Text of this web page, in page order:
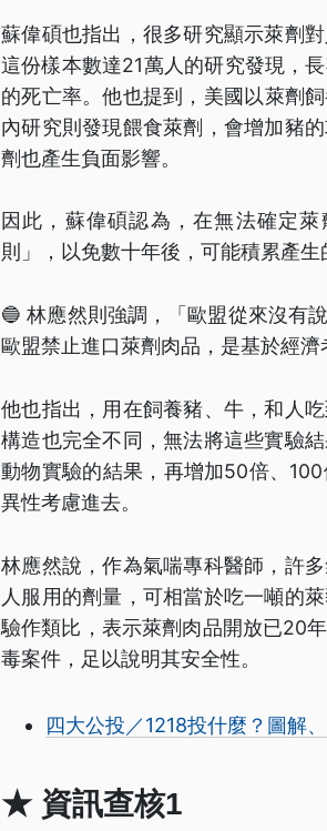
蘇偉碩也指出，很多研究顯示萊劑
這份樣本數達21萬人的研究發現，
的死亡率。他也提到，美國以萊劑
內研究則發現餵食萊劑，會增加豬
劑也產生負面影響。
因此，蘇偉碩認為，在無法確定
則」，以免數十年後，可能積累產生
🔵 林應然則強調，「歐盟從來沒有
歐盟禁止進口萊劑肉品，是基於經濟
他也指出，用在飼養豬、牛，和人
構造也完全不同，無法將這些實驗
動物實驗的結果，再增加50倍、
異性考慮進去。
林應然說，作為氣喘專科醫師，許
人服用的劑量，可相當於吃一噸的
驗作類比，表示萊劑肉品開放已20
毒案件，足以說明其安全性。
四大公投／1218投什麼？圖解
★ 資訊查核1